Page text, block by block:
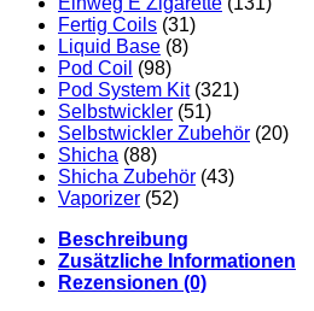
Fertig Coils (31)
Liquid Base (8)
Pod Coil (98)
Pod System Kit (321)
Selbstwickler (51)
Selbstwickler Zubehör (20)
Shicha (88)
Shicha Zubehör (43)
Vaporizer (52)
Beschreibung
Zusätzliche Informationen
Rezensionen (0)